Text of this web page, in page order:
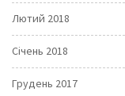
Лютий 2018
Січень 2018
Грудень 2017